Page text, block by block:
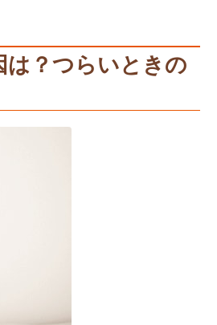
は？つらいときの